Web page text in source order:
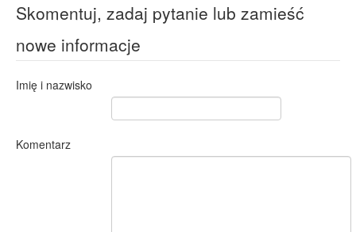
Skomentuj, zadaj pytanie lub zamieść
nowe informacje
Imię i nazwisko
Komentarz